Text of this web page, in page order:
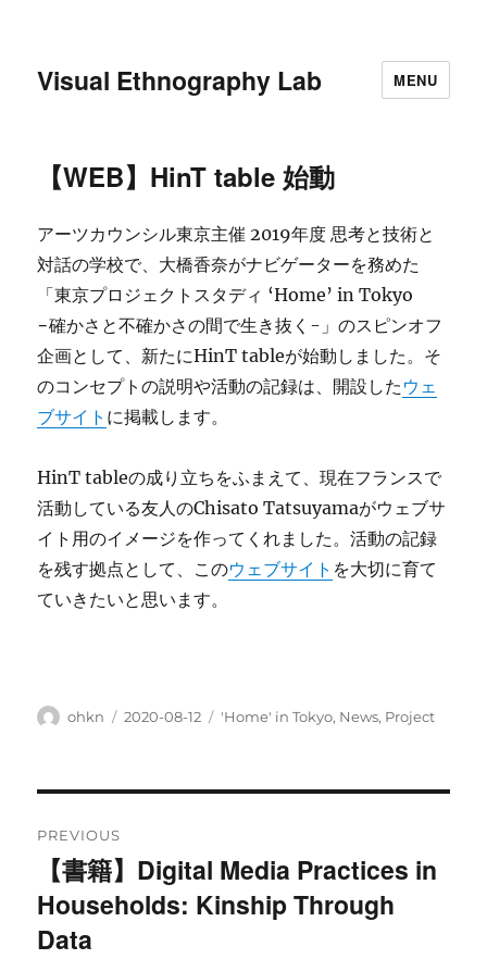
Visual Ethnography Lab MENU
【WEB】HinT table 始動
アーツカウンシル東京主催 2019年度 思考と技術と
対話の学校で、大橋香奈がナビゲーターを務めた
「東京プロジェクトスタディ ‘Home’ in Tokyo
−確かさと不確かさの間で生き抜く-」のスピンオフ
企画として、新たにHinT tableが始動しました。そ
のコンセプトの説明や活動の記録は、開設した ウェ
ブサイト に掲載します。
HinT tableの成り立ちをふまえて、現在フランスで
活動している友人のChisato Tatsuyamaがウェブサ
イト用のイメージを作ってくれました。活動の記録
を残す拠点として、このウェブサイト を大切に育て
ていきたいと思います。
Author
ohkn
Posted
2020-08-12 Categories
'Home' in Tokyo, News, Project
navigation
PREVIOUS
Previous
post:
【書籍】Digital Media Practices in
Households: Kinship Through
Data